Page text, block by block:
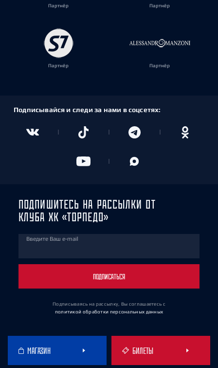
Партнёр Партнёр
Партнёр Партнёр
Подписывайся и следи за нами в соцсетях:
ПОДПИШИТЕСЬ НА РАССЫЛКИ ОТ
КЛУБА ХК «ТОРПЕДО»
Введите Ваш e-mail
ПОДПИСАТЬСЯ
Подписываясь на рассылку, Вы соглашаетесь с
политикой обработки персональных данных
МАГАЗИН БИЛЕТЫ